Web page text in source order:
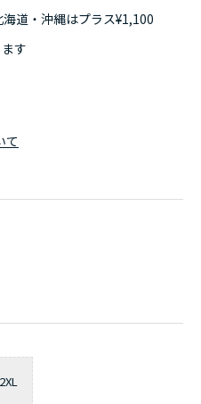
道・沖縄はプラス¥1,100
す
て
2XL